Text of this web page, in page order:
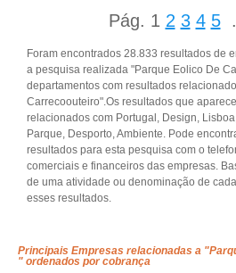
Pág. 1 2 3 4 5
Foram encontrados 28.833 resultados de
a pesquisa realizada "Parque Eolico De
departamentos com resultados
Carrecoouteiro".Os resultados que
relacionados com Portugal, Design,
Parque, Desporto, Ambiente. Pode
resultados para esta pesquisa com o
comerciais e financeiros das empresas.
de uma atividade ou denominação de
esses resultados.
Principais Empresas relacionadas a
" ordenados por cobrança